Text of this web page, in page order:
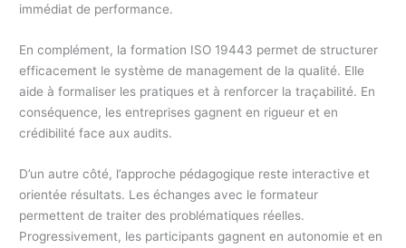
immédiat de performance.
En complément, la formation ISO 19443 permet de structurer
efficacement le système de management de la qualité. Elle
aide à formaliser les pratiques et à renforcer la traçabilité. En
conséquence, les entreprises gagnent en rigueur et en
crédibilité face aux audits.
D’un autre côté, l’approche pédagogique reste interactive et
orientée résultats. Les échanges avec le formateur
permettent de traiter des problématiques réelles.
Progressivement, les participants gagnent en autonomie et en